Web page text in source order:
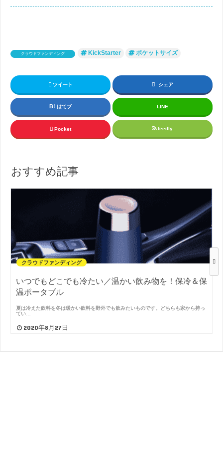
クラウドファンディング KickStarter ポケットサイズ
ツイート シェア
はてブ LINE
Pocket feedly
おすすめ記事
クラウドファンディング
いつでもどこでも冷たい／温かい飲み物を！保冷＆保
温ポータブル
夏は冷えた飲料を冬は暖かい飲料を野外でも飲みたいものです。どちらも家から持っ
てい…
2020年8月27日